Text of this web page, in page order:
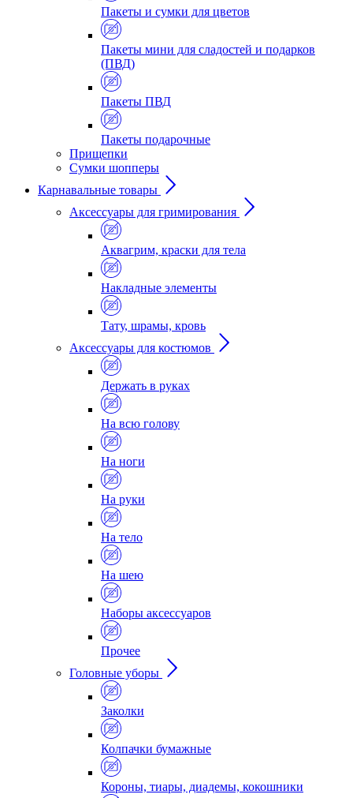
Пакеты и сумки для цветов
Пакеты мини для сладостей и подарков
(ПВД)
Пакеты ПВД
Пакеты подарочные
Прищепки
Сумки шопперы
Карнавальные товары
Аксессуары для гримирования
Аквагрим, краски для тела
Накладные элементы
Тату, шрамы, кровь
Аксессуары для костюмов
Держать в руках
На всю голову
На ноги
На руки
На тело
На шею
Наборы аксессуаров
Прочее
Головные уборы
Заколки
Колпачки бумажные
Короны, тиары, диадемы, кокошники